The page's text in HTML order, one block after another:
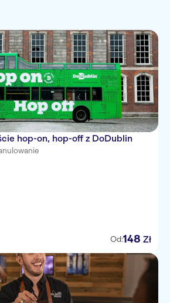
Audioprzewodnikiem
hop-on, hop-off z DoDublin
Od:148 Zł